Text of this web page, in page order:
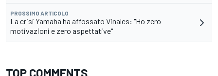
PROSSIMO ARTICOLO
La crisi Yamaha ha affossato Vinales: "Ho zero
motivazioni e zero aspettative"
TOP COMMENTS